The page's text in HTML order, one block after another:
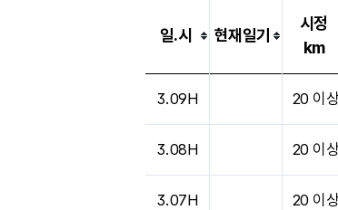
일.시 현재일기
시정
km
3.09H 20 이상
3.08H 20 이상
3.07H 20 이상